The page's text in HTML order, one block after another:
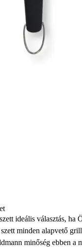
ideális választás, ha
minden alapvető
minőség ebben a